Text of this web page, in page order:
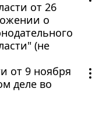
от 26
о
(не
от 9 ноября
деле во